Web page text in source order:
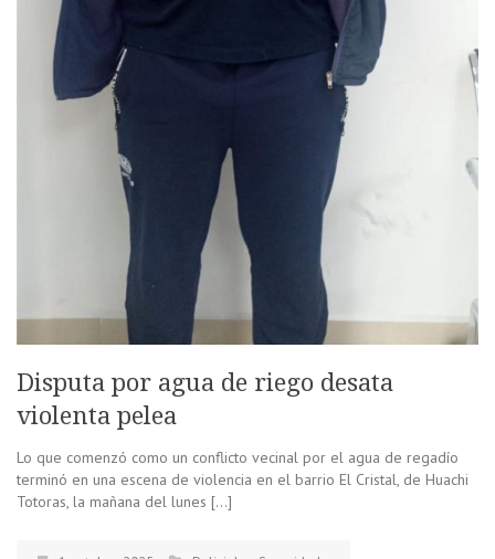
Disputa por agua de riego desata
violenta pelea
Lo que comenzó como un conflicto vecinal por el agua de regadío
terminó en una escena de violencia en el barrio El Cristal, de Huachi
Totoras, la mañana del lunes […]